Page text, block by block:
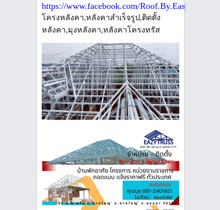
https://www.facebook.com/Roof.By.EasyTruss/
โครงหลังคา,หลังคาสำเร็จรูป,ติดตั้ง
หลังคา,มุงหลังคา,หลังคาโครงทรัส